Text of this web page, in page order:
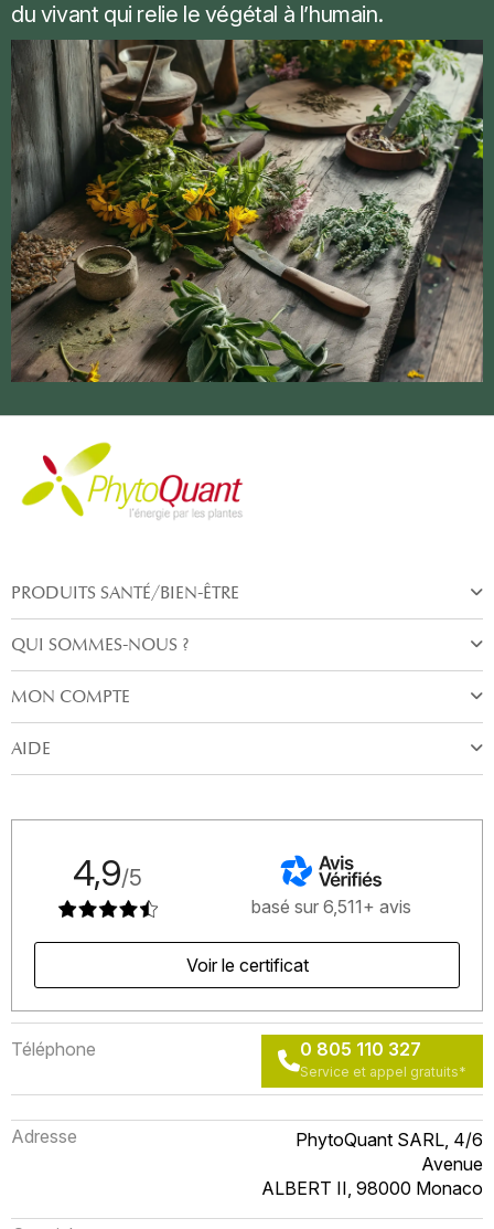
du vivant qui relie le végétal à l’humain.
PRODUITS SANTÉ/BIEN-ÊTRE
QUI SOMMES-NOUS ?
MON COMPTE
AIDE
4,9/5
basé sur 6,511+ avis
Voir le certificat
Téléphone 0 805 110 327
Service et appel gratuits*
Adresse
PhytoQuant SARL, 4/6
Avenue
ALBERT II, 98000 Monaco